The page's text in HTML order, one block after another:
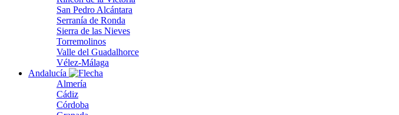
San Pedro Alcántara
Serranía de Ronda
Sierra de las Nieves
Torremolinos
Valle del Guadalhorce
Vélez-Málaga
Andalucía
Almería
Cádiz
Córdoba